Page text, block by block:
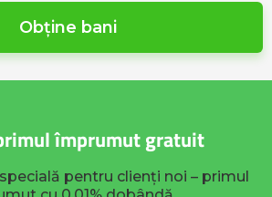
Obține bani
împrumutgratuit
pentru clienți noi – primul